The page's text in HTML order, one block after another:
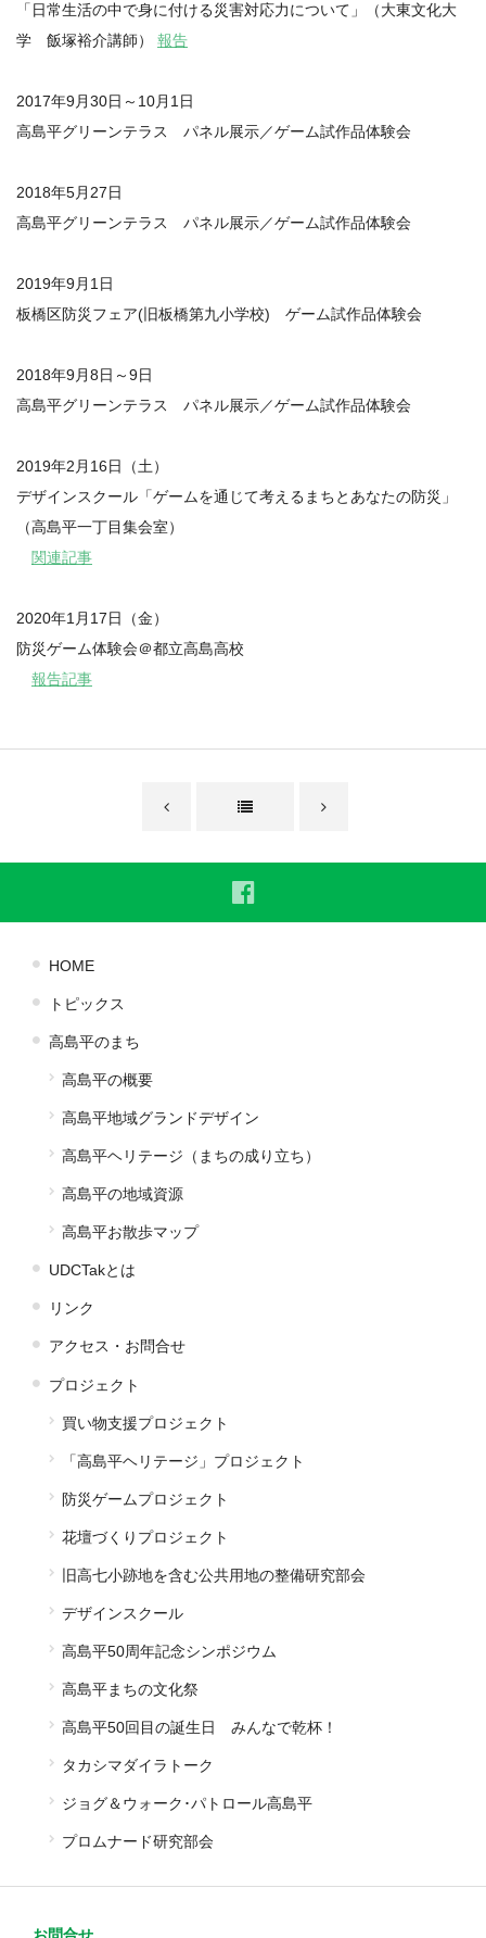
「日常生活の中で身に付ける災害対応力について」（大東文化大
学 飯塚裕介講師） 報告
2017年9月30日～10月1日
高島平グリーンテラス パネル展示／ゲーム試作品体験会
2018年5月27日
高島平グリーンテラス パネル展示／ゲーム試作品体験会
2019年9月1日
板橋区防災フェア(旧板橋第九小学校) ゲーム試作品体験会
2018年9月8日～9日
高島平グリーンテラス パネル展示／ゲーム試作品体験会
2019年2月16日（土）
デザインスクール「ゲームを通じて考えるまちとあなたの防災」
（高島平一丁目集会室）
関連記事
2020年1月17日（金）
防災ゲーム体験会＠都立高島高校
報告記事
HOME
トピックス
高島平のまち
高島平の概要
高島平地域グランドデザイン
高島平ヘリテージ（まちの成り立ち）
高島平の地域資源
高島平お散歩マップ
UDCTakとは
リンク
アクセス・お問合せ
プロジェクト
買い物支援プロジェクト
「高島平ヘリテージ」プロジェクト
防災ゲームプロジェクト
花壇づくりプロジェクト
旧高七小跡地を含む公共用地の整備研究部会
デザインスクール
高島平50周年記念シンポジウム
高島平まちの文化祭
高島平50回目の誕生日 みんなで乾杯！
タカシマダイラトーク
ジョグ＆ウォーク･パトロール高島平
プロムナード研究部会